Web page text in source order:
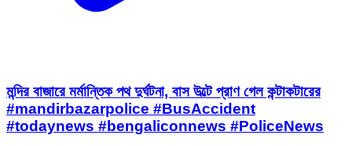
মন্দির বাজারে মর্মান্তিক পথ দুর্ঘটনা, বাস উল্টে প্রাণ গেল কন্টাকটারের
#mandirbazarpolice #BusAccident
#todaynews #bengaliconnews #PoliceNews